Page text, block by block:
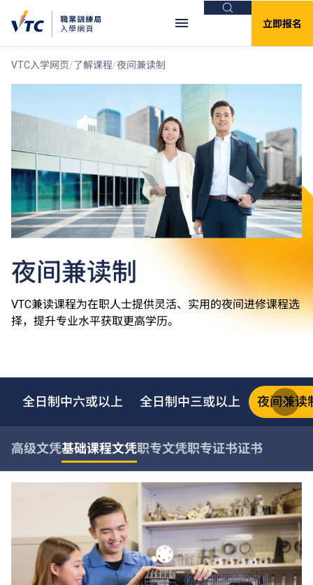
搜索
立即报名
VTC入学网页 了解课程 夜间兼读制
夜间兼读制
VTC兼读课程为在职人士提供灵活、实用的夜间进修课程选
择，提升专业水平获取更高学历。
全日制中六或以上 全日制中三或以上 夜间兼读
高级文凭基础课程文凭职专文凭职专证书证书